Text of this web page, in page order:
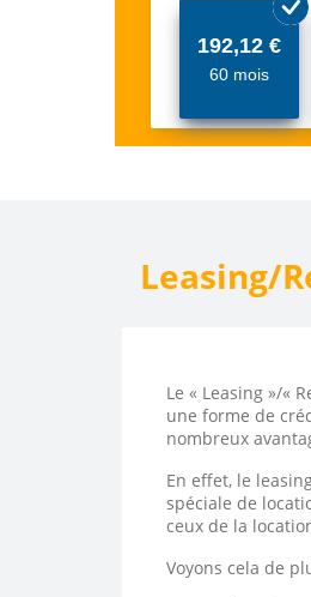
192,12 €
60 mois
Leasing/
Le « Leasing »/«
une forme de
nombreux
En effet, le
spéciale de
ceux de la
Voyons cela de